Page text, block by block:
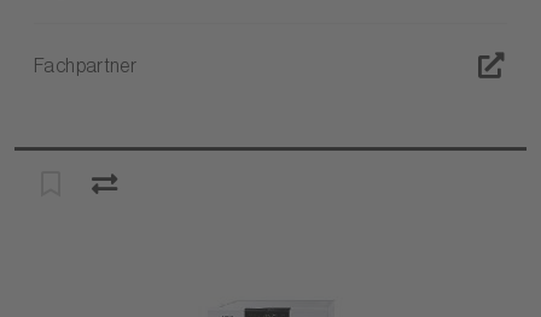
Fachpartner